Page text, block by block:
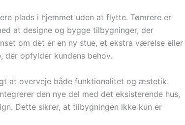
plads i hjemmet uden at flytte. Tømrere er
at designe og bygge tilbygninger, der
om det er en ny stue, et ekstra værelse eller
der opfylder kundens behov.
at overveje både funktionalitet og æstetik.
den nye del med det eksisterende hus,
Dette sikrer, at tilbygningen ikke kun er